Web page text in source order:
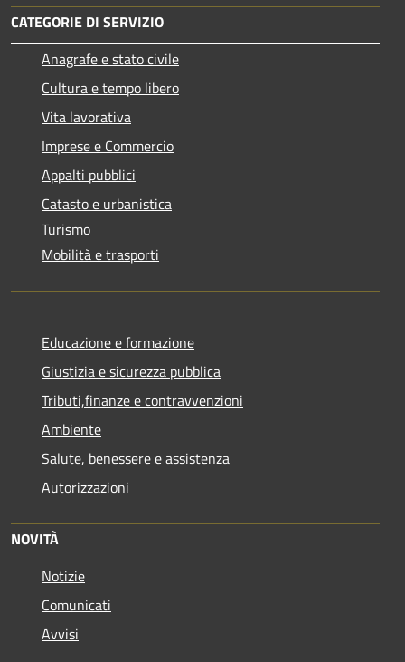
CATEGORIE DI SERVIZIO
Anagrafe e stato civile
Cultura e tempo libero
Vita lavorativa
Imprese e Commercio
Appalti pubblici
Catasto e urbanistica
Turismo
Mobilità e trasporti
Educazione e formazione
Giustizia e sicurezza pubblica
Tributi,finanze e contravvenzioni
Ambiente
Salute, benessere e assistenza
Autorizzazioni
NOVITÀ
Notizie
Comunicati
Avvisi